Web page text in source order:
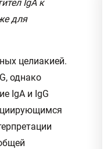
IgA к
для
целиакией.
однако
IgА и IgG